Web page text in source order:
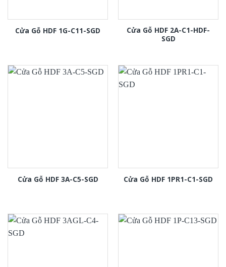
Cửa Gỗ HDF 1G-C11-SGD
Cửa Gỗ HDF 2A-C1-HDF-
SGD
Cửa Gỗ HDF 3A-C5-SGD Cửa Gỗ HDF 1PR1-C1-SGD